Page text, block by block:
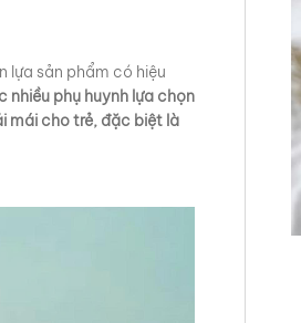
lựa sản phẩm có hiệu
nhiều phụ huynh lựa chọn
mái cho trẻ, đặc biệt là